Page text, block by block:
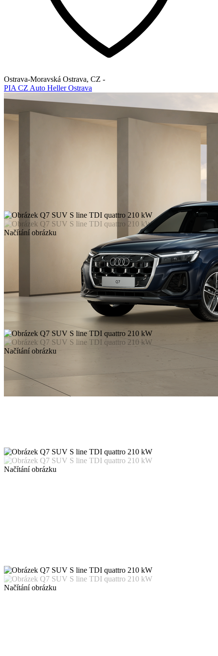
Ostrava-Moravská Ostrava, CZ -
PIA CZ Auto Heller Ostrava
Načítání obrázku
Načítání obrázku
Načítání obrázku
Načítání obrázku